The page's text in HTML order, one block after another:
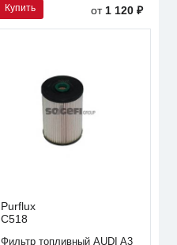
Купить от 1 120 ₽
Purflux
C518
Фильтр топливный AUDI A3